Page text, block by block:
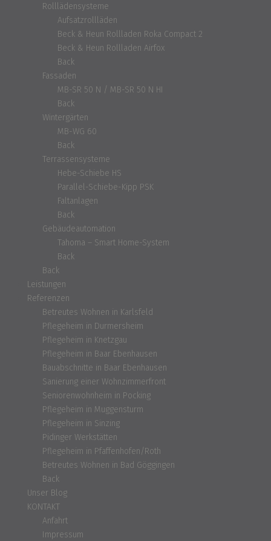
Rolllädensysteme
Aufsatzrollläden
Beck & Heun Rollladen Roka Compact 2
Beck & Heun Rollladen Airfox
Back
Fassaden
MB-SR 50 N / MB-SR 50 N HI
Back
Wintergärten
MB-WG 60
Back
Terrassensysteme
Hebe-Schiebe HS
Parallel-Schiebe-Kipp PSK
Faltanlagen
Back
Gebäudeautomation
Tahoma – Smart Home-System
Back
Back
Leistungen
Referenzen
Betreutes Wohnen in Karlsfeld
Pflegeheim in Durmersheim
Pflegeheim in Knetzgau
Pflegeheim in Baar Ebenhausen
Bauabschnitte in Baar Ebenhausen
Sanierung einer Wohnzimmerfront
Seniorenwohnheim in Pocking
Pflegeheim in Muggensturm
Pflegeheim in Sinzing
Pidinger Werkstätten
Pflegeheim in Pfaffenhofen/Roth
Betreutes Wohnen in Bad Göggingen
Back
Unser Blog
KONTAKT
Anfahrt
Impressum